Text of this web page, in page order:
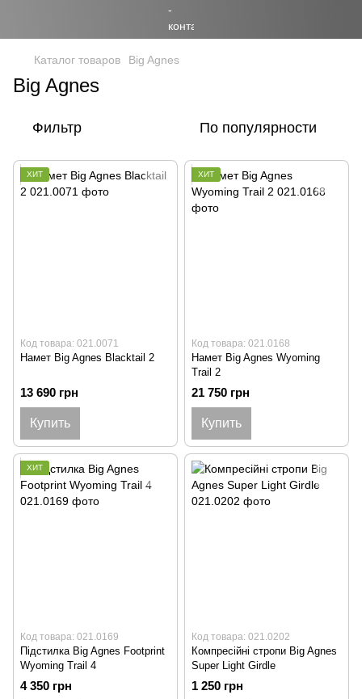
Каталог товаров Big Agnes
Big Agnes
Фильтр По популярности
ХИТ
Код товара: 021.0071
Намет Big Agnes Blacktail 2
13 690 грн
Купить
ХИТ
Код товара: 021.0168
Намет Big Agnes Wyoming
Trail 2
21 750 грн
Купить
ХИТ
Код товара: 021.0169
Підстилка Big Agnes Footprint
Wyoming Trail 4
4 350 грн
Код товара: 021.0202
Компресійні стропи Big Agnes
Super Light Girdle
1 250 грн